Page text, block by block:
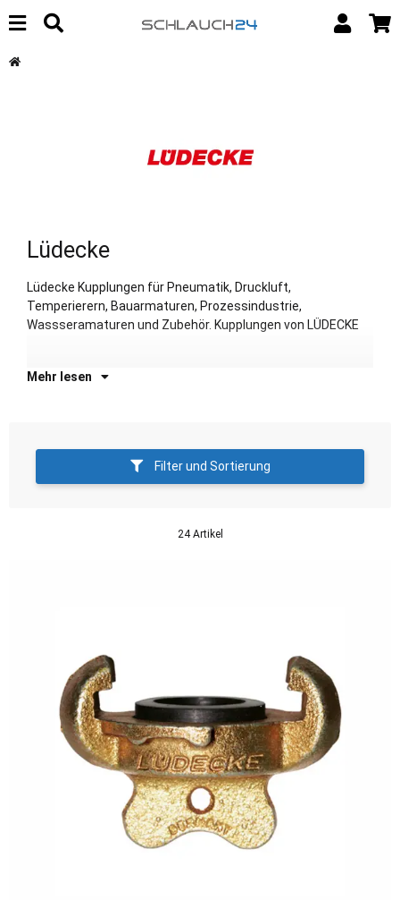
Lüdecke
Lüdecke Kupplungen für Pneumatik, Druckluft,
Temperierern, Bauarmaturen, Prozessindustrie,
Wassseramaturen und Zubehör. Kupplungen von LÜDECKE
werden seit 1930 nach höchsten Qualitätsstandards in
Mehr lesen
Filter und Sortierung
24 Artikel